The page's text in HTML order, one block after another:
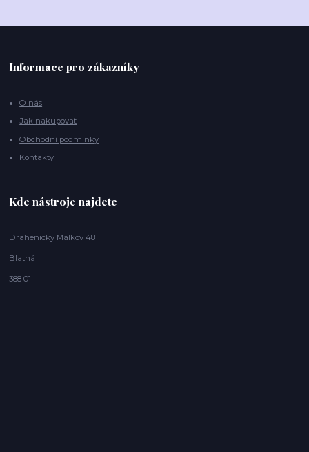
Informace pro zákazníky
O nás
Jak nakupovat
Obchodní podmínky
Kontakty
Kde nástroje najdete
Drahenický Málkov 48
Blatná
388 01